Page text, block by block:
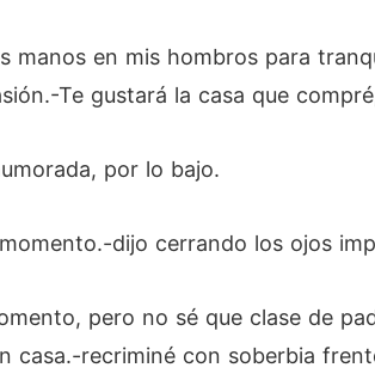
manos en mis hombros para
Te gustará la casa que
por lo bajo.
dijo cerrando los ojos
pero no sé que clase de
casa.-recriminé con soberbia